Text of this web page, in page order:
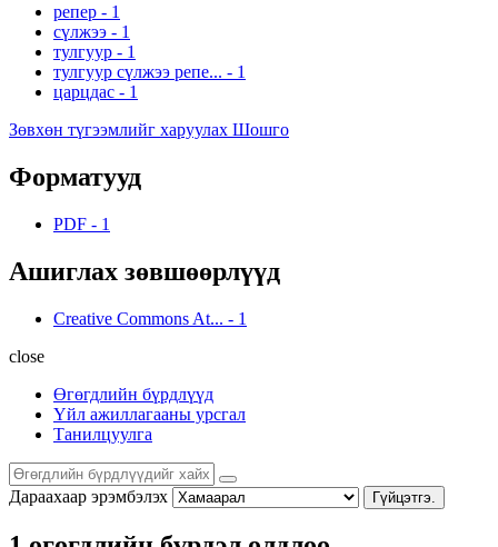
репер - 1
сүлжээ - 1
тулгуур - 1
тулгуур сүлжээ репе... - 1
царцдас - 1
Зөвхөн түгээмлийг харуулах Шошго
Форматууд
PDF - 1
Ашиглах зөвшөөрлүүд
Creative Commons At... - 1
close
Өгөгдлийн бүрдлүүд
Үйл ажиллагааны урсгал
Танилцуулга
Дараахаар эрэмбэлэх Гүйцэтгэ.